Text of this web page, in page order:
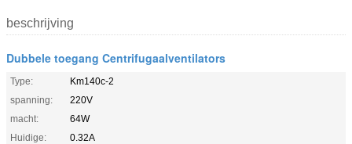
beschrijving
Dubbele toegang Centrifugaalventilators
Type:
Km140c-2
spanning:
220V
macht:
64W
Huidige:
0.32A